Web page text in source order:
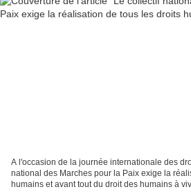
A l'occasion de la journée internationale des
national des Marches pour la Paix exige la
humains et avant tout du droit des humains à